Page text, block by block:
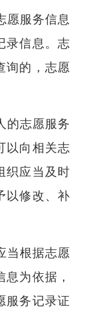
愿服务信息
录信息。志
询的，志愿
的志愿服务
以向相关志
织应当及时
以修改、补
当根据志愿
为依据，
服务记录证